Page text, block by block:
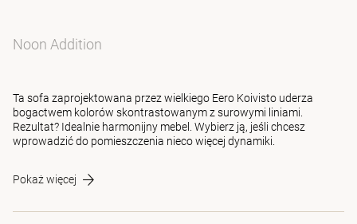
Noon Addition
Ta sofa zaprojektowana przez wielkiego Eero Koivisto uderza
bogactwem kolorów skontrastowanym z surowymi liniami.
Rezultat? Idealnie harmonijny mebel. Wybierz ją, jeśli chcesz
wprowadzić do pomieszczenia nieco więcej dynamiki.
Pokaż więcej